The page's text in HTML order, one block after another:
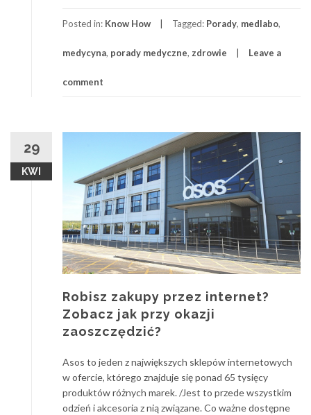
Posted in: Know How Tagged: Porady, medlabo,
medycyna, porady medyczne, zdrowie Leave a
comment
29
KWI
Robisz zakupy przez internet?
Zobacz jak przy okazji
zaoszczędzić?
Asos to jeden z największych sklepów internetowych
w ofercie, którego znajduje się ponad 65 tysięcy
produktów różnych marek. /Jest to przede wszystkim
odzień i akcesoria z nią związane. Co ważne dostępne